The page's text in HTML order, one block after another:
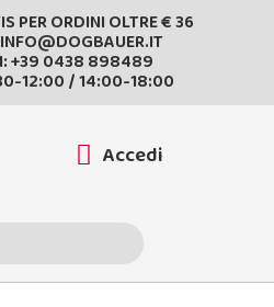
PER ORDINI OLTRE € 36
INFO@DOGBAUER.IT
+39 0438 898489
12:00 / 14:00-18:00
Accedi